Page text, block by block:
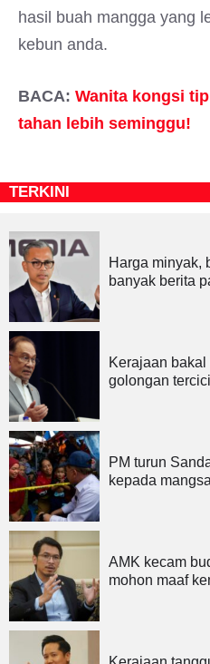
hasil buah mangga yang
kebun anda.
BACA: Wanita kongsi
tahan lebih seminggu!
TERKINI
Harga minyak,
banyak berita
Kerajaan
golongan
PM turun
kepada
AMK kecam
mohon maaf